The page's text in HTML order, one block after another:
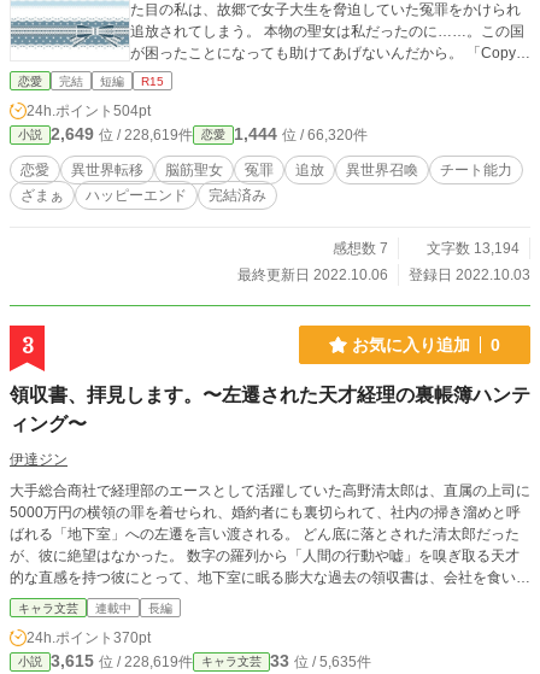
た目の私は、故郷で女子大生を脅迫していた冤罪をかけられ
追放されてしまう。 本物の聖女は私だったのに……。この国
が困ったことになっても助けてあげないんだから。 「Copyri
ght（C）2022-九頭竜坂まほろん」 ※無断転載を禁止しま
先行投稿。カクヨム、エブリスタにも投稿予定。 ※表紙素材
はあぐりりんこ様よりお借りしております。
恋愛 完結 短編 R15
24h.ポイント 504pt
小説 2,649 位 / 228,619件 恋愛 1,444 位 / 66,320件
恋愛 異世界転移 脳筋聖女 冤罪 追放 異世界召喚
チート能力
ざまぁ
ハッピーエンド 完結済み
感想数 7
文字数 13,194
最終更新日 2022.10.06
登録日 2022.10.03
3 お気に入り追加 0
領収書、拝見します。〜左遷された天才経理の裏帳簿ハンテ
ィング〜
伊達ジン
大手総合商社で経理部のエースとして活躍していた高野清太郎は、直属の上司に
5000万円の横領の罪を着せられ、婚約者にも裏切られて、社内の掃き溜めと呼
ばれる「地下室」への左遷を言い渡される。 どん底に落とされた清太郎だった
が、彼に絶望はなかった。 数字の羅列から「人間の行動や嘘」を嗅ぎ取る天才
的な直感を持つ彼にとって、地下室に眠る膨大な過去の領収書は、会社を食い物
にしている腐敗した役員たちの「不正の証拠」の宝庫だったのだ。 イギリスか
ら左遷されてきた凄腕ハッカーの金髪美女クロエをはじめ、社内政治のプロ、国
際金融の専門家、敏腕弁護士、神業の運び屋など、各分野のスペシャリストであ
る美女たちを次々と味方につけた清太郎は、静かに牙を研ぐ。 たった1円のズレ
キャラ文芸 連載中 長編
24h.ポイント 370pt
小説 3,615 位 / 228,619件 キャラ文芸 33 位 / 5,635件